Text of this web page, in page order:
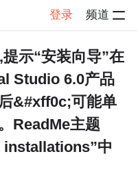
登录 频道
示“安装向导”在
Studio 6.0产品
&#xff0c;可能单
ReadMe主题
中